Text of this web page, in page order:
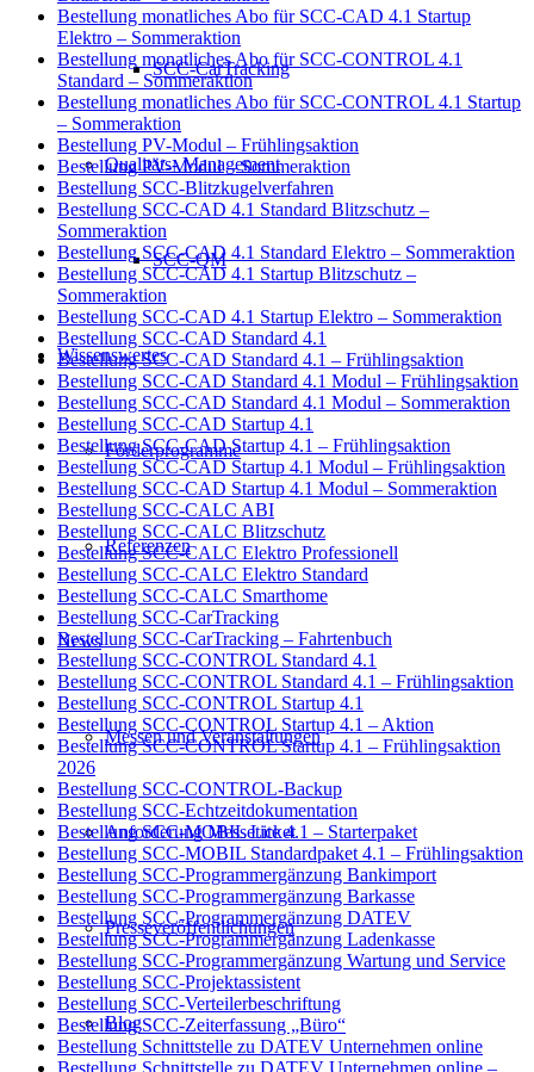
SCC-CarTracking
Qualitäts- Management
SCC-QM
Wissenswertes
Förderprogramme
Referenzen
News
Messen und Veranstaltungen
Anforderung Messeticket
Presseveröffentlichungen
Blog
Bestellung monatliches Abo für SCC-CAD 4.1 Startup
Elektro – Sommeraktion
Bestellung monatliches Abo für SCC-CONTROL 4.1
Standard – Sommeraktion
Bestellung monatliches Abo für SCC-CONTROL 4.1 Startup
– Sommeraktion
Bestellung PV-Modul – Frühlingsaktion
Bestellung PV-Modul – Sommeraktion
Bestellung SCC-Blitzkugelverfahren
Bestellung SCC-CAD 4.1 Standard Blitzschutz –
Sommeraktion
Bestellung SCC-CAD 4.1 Standard Elektro – Sommeraktion
Bestellung SCC-CAD 4.1 Startup Blitzschutz –
Sommeraktion
Bestellung SCC-CAD 4.1 Startup Elektro – Sommeraktion
Bestellung SCC-CAD Standard 4.1
Bestellung SCC-CAD Standard 4.1 – Frühlingsaktion
Bestellung SCC-CAD Standard 4.1 Modul – Frühlingsaktion
Bestellung SCC-CAD Standard 4.1 Modul – Sommeraktion
Bestellung SCC-CAD Startup 4.1
Bestellung SCC-CAD Startup 4.1 – Frühlingsaktion
Bestellung SCC-CAD Startup 4.1 Modul – Frühlingsaktion
Bestellung SCC-CAD Startup 4.1 Modul – Sommeraktion
Bestellung SCC-CALC ABI
Bestellung SCC-CALC Blitzschutz
Bestellung SCC-CALC Elektro Professionell
Bestellung SCC-CALC Elektro Standard
Bestellung SCC-CALC Smarthome
Bestellung SCC-CarTracking
Bestellung SCC-CarTracking – Fahrtenbuch
Bestellung SCC-CONTROL Standard 4.1
Bestellung SCC-CONTROL Standard 4.1 – Frühlingsaktion
Bestellung SCC-CONTROL Startup 4.1
Bestellung SCC-CONTROL Startup 4.1 – Aktion
Bestellung SCC-CONTROL Startup 4.1 – Frühlingsaktion
2026
Bestellung SCC-CONTROL-Backup
Bestellung SCC-Echtzeitdokumentation
Bestellung SCC-MOBIL Lite 4.1 – Starterpaket
Bestellung SCC-MOBIL Standardpaket 4.1 – Frühlingsaktion
Bestellung SCC-Programmergänzung Bankimport
Bestellung SCC-Programmergänzung Barkasse
Bestellung SCC-Programmergänzung DATEV
Bestellung SCC-Programmergänzung Ladenkasse
Bestellung SCC-Programmergänzung Wartung und Service
Bestellung SCC-Projektassistent
Bestellung SCC-Verteilerbeschriftung
Bestellung SCC-Zeiterfassung „Büro“
Bestellung Schnittstelle zu DATEV Unternehmen online